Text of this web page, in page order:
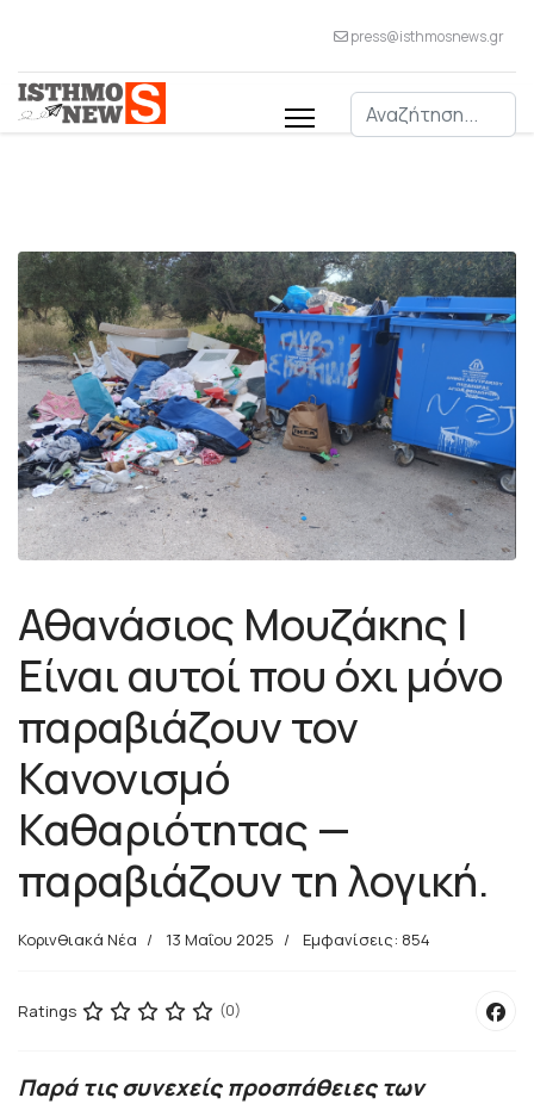
press@isthmosnews.gr
Αναζήτηση
Αθανάσιος Μουζάκης |
Είναι αυτοί που όχι μόνο
παραβιάζουν τον
Κανονισμό
Καθαριότητας —
παραβιάζουν τη λογική.
Κορινθιακά Νέα 13 Μαΐου 2025 Εμφανίσεις: 854
Ratings (0)
Παρά τις συνεχείς προσπάθειες των